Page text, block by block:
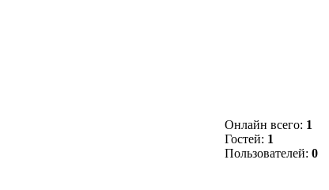
Онлайн всего: 1
Гостей: 1
Пользователей: 0